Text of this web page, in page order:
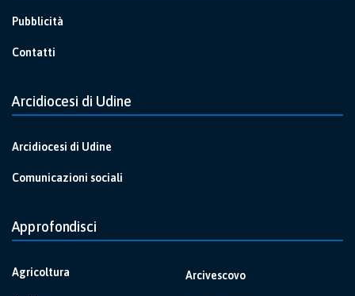
Pubblicità
Contatti
Arcidiocesi di Udine
Arcidiocesi di Udine
Comunicazioni sociali
Approfondisci
Agricoltura Arcivescovo